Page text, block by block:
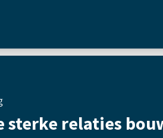
sterke relaties